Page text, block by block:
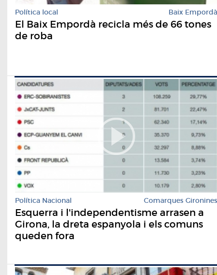
Política local Baix Empordà
El Baix Empordà recicla més de 66 tones
de roba
Política Nacional Comarques Gironines
Esquerra i l'independentisme arrasen a
Girona, la dreta espanyola i els comuns
queden fora